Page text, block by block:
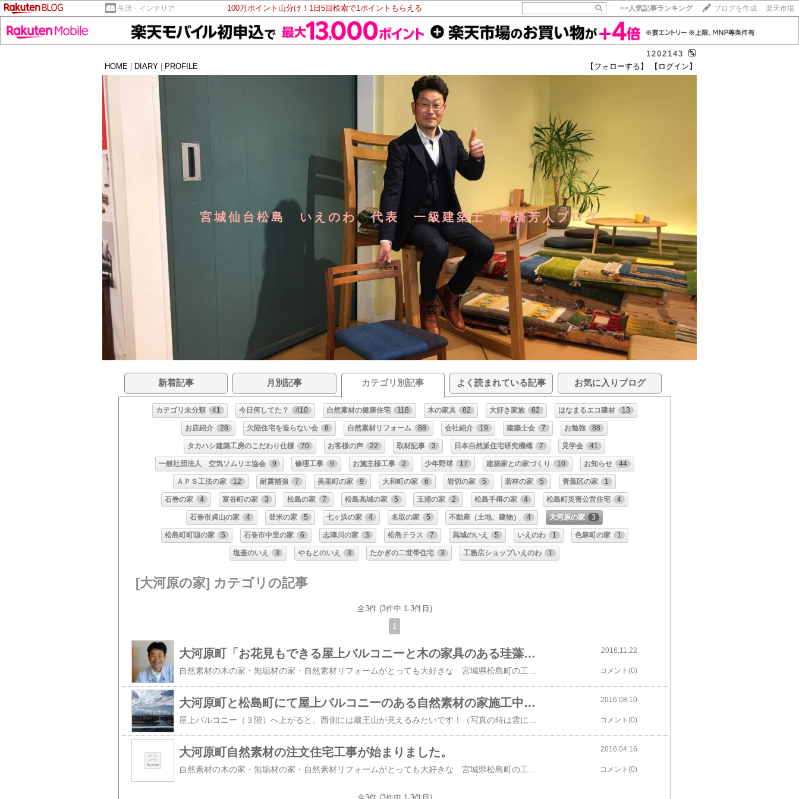
生活・インテリア 100万ポイント山分け！1日5回検索で1ポイントもらえる >>人気記事ランキング ブログを作成 楽天市場
1202143
HOME
DIARY PROFILE 【フォローする】 【ログイン】
宮城仙台松島 いえのわ 代表 一級建築士 高橋芳人ブログ
新着記事 月別記事 カテゴリ別記事 よく読まれている記事 お気に入りブログ
カテゴリ未分類 41 今日何してた？ 410 自然素材の健康住宅 118 木の家具 82 大好き家族 62 はなまるエコ建材 13
お店紹介 28 欠陥住宅を造らない会 8 自然素材リフォーム 88 会社紹介 19 建築士会 7 お勉強 88
タカハシ建築工房のこだわり仕様 70 お客様の声 22 取材記事 3 日本自然派住宅研究機構 7 見学会 41
一般社団法人 空気ソムリエ協会 9 修理工事 9 お施主様工事 2 少年野球 17 建築家との家づくり 10 お知らせ 44
ＡＰＳ工法の家 12 耐震補強 7 美里町の家 9 大和町の家 6 岩切の家 5 若林の家 5 青葉区の家 1
石巻の家 4 富谷町の家 3 松島の家 7 松島高城の家 5 玉浦の家 2 松島手樽の家 4 松島町災害公営住宅 4
石巻市貞山の家 4 登米の家 5 七ヶ浜の家 4 名取の家 5 不動産（土地、建物） 4 大河原の家 3
松島町町頭の家 5 石巻市中里の家 6 志津川の家 3 松島テラス 7 高城のいえ 5 いえのわ 1 色麻町の家 1
塩釜のいえ 3 やもとのいえ 3 たかぎの二世帯住宅 3 工務店ショップいえのわ 1
[大河原の家] カテゴリの記事
全3件 (3件中 1-3件目)
1
大河原町「お花見もできる屋上バルコニーと木の家具のある珪藻土の家」完成しました。 2016.11.22
コメント(0)
大河原町と松島町にて屋上バルコニーのある自然素材の家施工中です！ 2016.08.10
コメント(0)
大河原町自然素材の注文住宅工事が始まりました。 2016.04.16
コメント(0)